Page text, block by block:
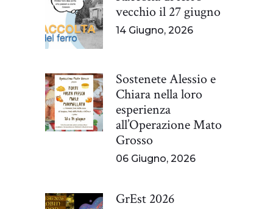
vecchio il 27 giugno
14 Giugno, 2026
Sostenete Alessio e
Chiara nella loro
esperienza
all’Operazione Mato
Grosso
06 Giugno, 2026
GrEst 2026